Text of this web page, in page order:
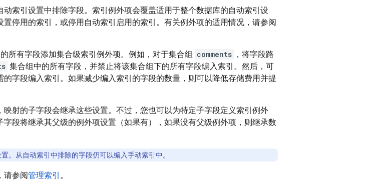
索引设置中排除字段。索引例外项会覆盖适用于整个数据库的自动索引设
停用的索引，或停用自动索引启用的索引。有关例外项的适用情况，请参阅
所有字段添加集合级索引例外项。例如，对于集合组 comments ，将字段路
集合组中的所有字段，并禁止将该集合组下的所有字段编入索引。然后，可
字段编入索引。如果减少编入索引的字段的数量，则可以降低存储费用并提
射的子字段会继承这些设置。不过，您也可以为特定子字段定义索引例外
段将继承其父级的例外项设置（如果有），如果没有父级例外项，则继承数
。从自动索引中排除的字段仍可以编入手动索引中。
请参阅管理索引 。